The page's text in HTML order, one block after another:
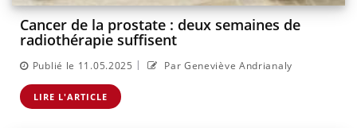
Cancer de la prostate : deux semaines de
radiothérapie suffisent
Publié le 11.05.2025 | Par Geneviève Andrianaly
LIRE L'ARTICLE